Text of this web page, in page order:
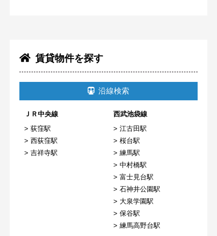
賃貸物件を探す
沿線検索
ＪＲ中央線
荻窪駅
西荻窪駅
吉祥寺駅
西武池袋線
江古田駅
桜台駅
練馬駅
中村橋駅
富士見台駅
石神井公園駅
大泉学園駅
保谷駅
練馬高野台駅